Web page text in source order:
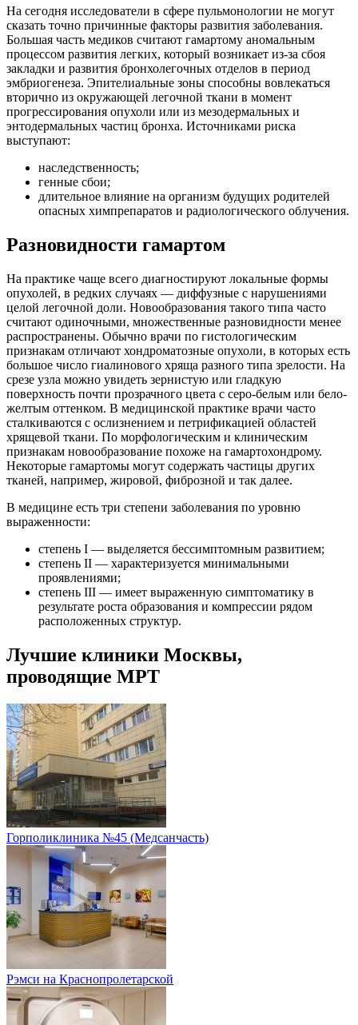
На сегодня исследователи в сфере пульмонологии не могут
сказать точно причинные факторы развития заболевания.
Большая часть медиков считают гамартому аномальным
процессом развития легких, который возникает из-за сбоя
закладки и развития бронхолегочных отделов в период
эмбриогенеза. Эпителиальные зоны способны вовлекаться
вторично из окружающей легочной ткани в момент
прогрессирования опухоли или из мезодермальных и
энтодермальных частиц бронха. Источниками риска
выступают:
наследственность;
генные сбои;
длительное влияние на организм будущих родителей
опасных химпрепаратов и радиологического облучения.
Разновидности гамартом
На практике чаще всего диагностируют локальные формы
опухолей, в редких случаях — диффузные с нарушениями
целой легочной доли. Новообразования такого типа часто
считают одиночными, множественные разновидности менее
распространены. Обычно врачи по гистологическим
признакам отличают хондроматозные опухоли, в которых есть
большое число гиалинового хряща разного типа зрелости. На
срезе узла можно увидеть зернистую или гладкую
поверхность почти прозрачного цвета с серо-белым или бело-
желтым оттенком. В медицинской практике врачи часто
сталкиваются с ослизнением и петрификацией областей
хрящевой ткани. По морфологическим и клиническим
признакам новообразование похоже на гамартохондрому.
Некоторые гамартомы могут содержать частицы других
тканей, например, жировой, фиброзной и так далее.
В медицине есть три степени заболевания по уровню
выраженности:
степень I — выделяется бессимптомным развитием;
степень II — характеризуется минимальными
проявлениями;
степень III — имеет выраженную симптоматику в
результате роста образования и компрессии рядом
расположенных структур.
Лучшие клиники Москвы,
проводящие МРТ
Горполиклиника №45 (Медсанчасть)
Рэмси на Краснопролетарской